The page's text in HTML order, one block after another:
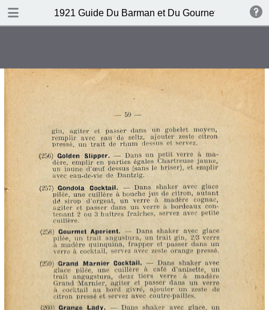
1921 Guide Du Barman et Du Gournet Chic (1ere
DOWNLOAD